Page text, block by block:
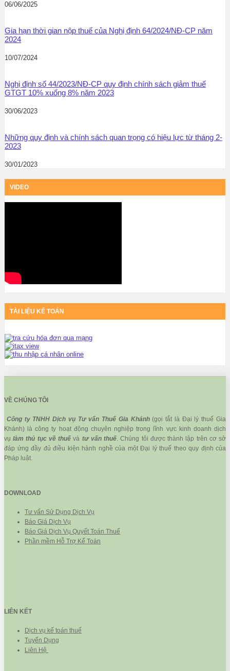
06/06/2025
Gia hạn thời gian nộp thuế của Nghị định 64/2024/NĐ-CP năm
2024
10/07/2024
Nghị định số 44/2023/NĐ-CP quy định chính sách giảm thuế
GTGT 10% xuống 8% năm 2023
30/06/2023
Những quy định và chính sách quan trọng có hiệu lực từ tháng 2-
2023
30/01/2023
VIDEO
TÀI LIỆU KẾ TOÁN
VỀ CHÚNG TÔI
Công ty TNHH Dịch vụ Tư vấn Thuế Gia Khánh(gọi tắt là Đại lý thuế Gia
Khánh) là công ty hoạt động chuyên nghiệp trong lĩnh vực kinh doanh dịch
vụlàm thủ tục về thuế và tư vấn thuế . Chúng tôi được thành lập trên cơ sở
đáp ứng đầy đủ điều kiện hành nghề của một Đại lý thuế theo quy định của
Pháp luật.
DOWNLOAD
Tư vấn Sử Dụng Dịch Vụ
Báo Giá Dịch Vụ
Báo Giá Dịch Vụ Quyết Toán Thuế
Phần mềm Hỗ Trợ Kế Toán
LIÊN KẾT
Dịch vụ kế toán thuế
Tuyển Dụng
Liên Hệ